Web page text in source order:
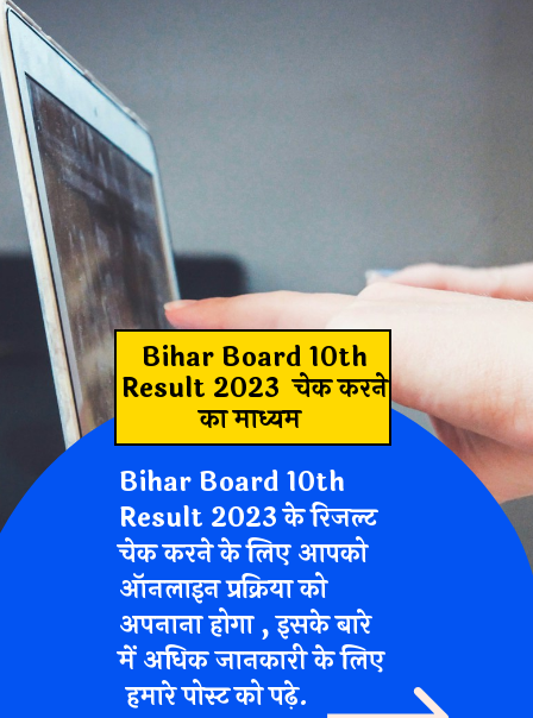
Bihar Board 10th
Result 2023 चेक करने
का माध्यम
Bihar Board 10th
Result 2023 के रिजल्ट
चेक करने के लिए आपको
ऑनलाइन प्रक्रिया को
अपनाना होगा , इसके बारे
में अधिक जानकारी के लिए
हमारे पोस्ट को पढ़े.